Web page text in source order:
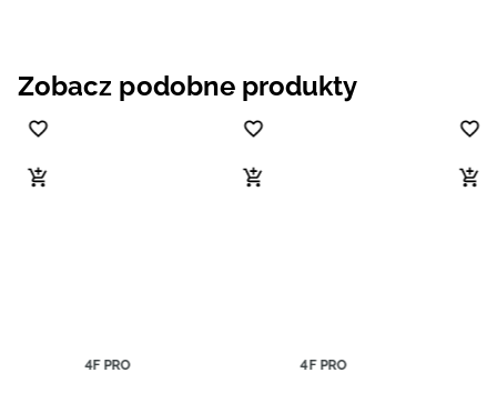
Zobacz podobne produkty
4F PRO 4F PRO